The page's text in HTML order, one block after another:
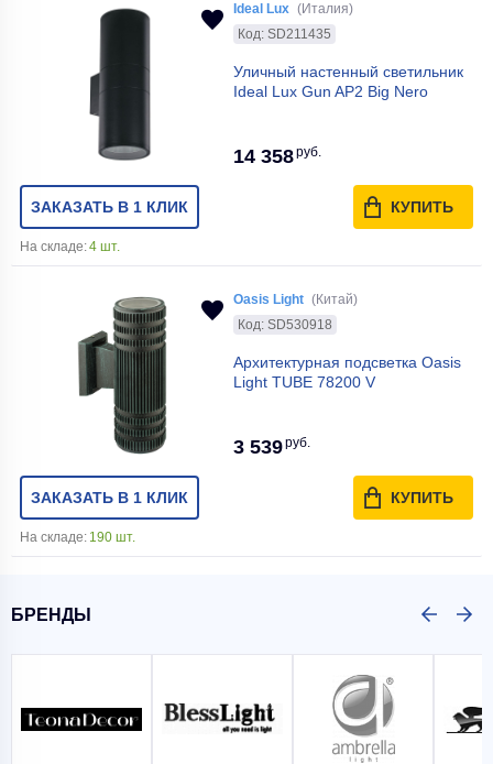
Ideal Lux (Италия)
Код: SD211435
Уличный настенный светильник
Ideal Lux Gun AP2 Big Nero
14 358руб.
ЗАКАЗАТЬ В 1 КЛИК КУПИТЬ
На складе:4 шт.
Oasis Light (Китай)
Код: SD530918
Архитектурная подсветка Oasis
Light TUBE 78200 V
3 539руб.
ЗАКАЗАТЬ В 1 КЛИК КУПИТЬ
На складе: 190 шт.
БРЕНДЫ